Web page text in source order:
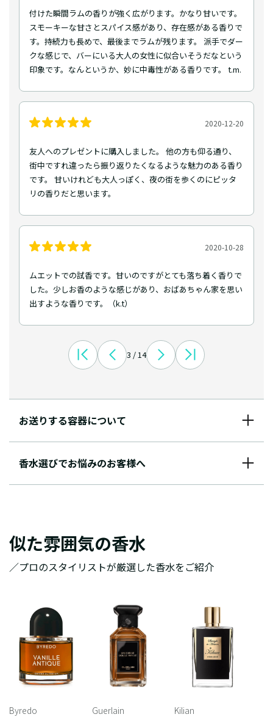
付けた瞬間ラムの香りが強く広がります。かなり甘いです。
スモーキーな甘さとスパイス感があり、存在感がある香りで
す。持続力も長めで、最後までラムが残ります。 派手でダー
クな感じで、バーにいる大人の女性に似合いそうだなという
印象です。なんというか、妙に中毒性がある香りです。 t.m.
2020-12-20
友人へのプレゼントに購入しました。 他の方も仰る通り、
街中ですれ違ったら振り返りたくなるような魅力のある香り
です。 甘いけれども大人っぽく、夜の街を歩くのにピッタ
リの香りだと思います。
2020-10-28
ムエットでの試香です。甘いのですがとても落ち着く香りで
した。少しお香のような感じがあり、おばあちゃん家を思い
出すような香りです。（k.t）
3 / 14
お送りする容器について
香水選びでお悩みのお客様へ
似た雰囲気の香水
／プロのスタイリストが厳選した香水をご紹介
Byredo Guerlain Kilian